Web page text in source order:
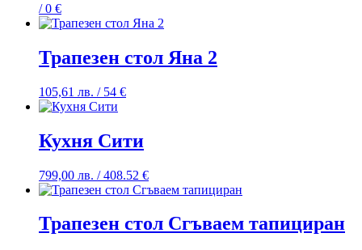
/ 0 €
Трапезен стол Яна 2
105,61 лв. / 54 €
Кухня Сити
799,00 лв. / 408.52 €
Трапезен стол Сгъваем тапициран